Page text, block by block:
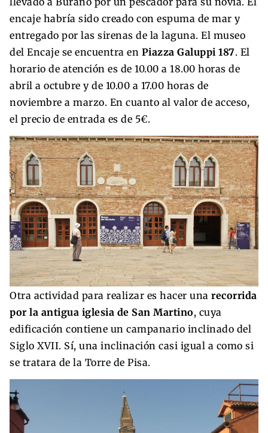
encaje habría sido creado con espuma de mar y
entregado por las sirenas de la laguna. El museo
del Encaje se encuentra en Piazza Galuppi 187. El
horario de atención es de 10.00 a 18.00 horas de
abril a octubre y de 10.00 a 17.00 horas de
noviembre a marzo. En cuanto al valor de acceso,
el precio de entrada es de 5€.
Otra actividad para realizar es hacer una recorrida
por la antigua iglesia de San Martino, cuya
edificación contiene un campanario inclinado del
Siglo XVII. Sí, una inclinación casi igual a como si
se tratara de la Torre de Pisa.